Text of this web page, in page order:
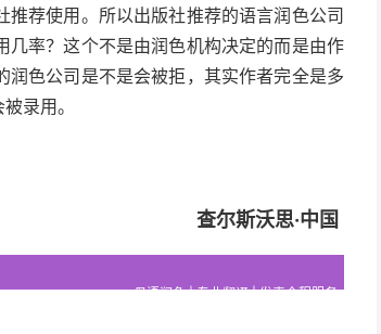
荐使用。所以出版社推荐的语言润色公司
率？这个不是由润色机构决定的而是由作
色公司是不是会被拒，其实作者完全是多
录用。
查尔斯沃思·中国
母语润色 | 专业翻译 | 发表全程服务